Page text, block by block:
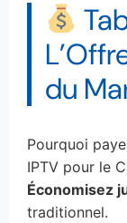
du
Pourquoi
IPTV pour le
Économisez
traditionnel.